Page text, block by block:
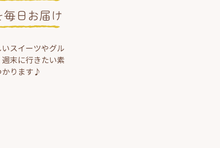
日お届け
スイーツやグル
末に行きたい素
かります♪